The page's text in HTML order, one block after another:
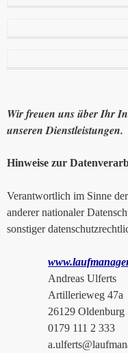
Wir freuen uns über Ihr
unseren Dienstleistungen.
Hinweise zur
Verantwortlich im Sinne
anderer nationaler
sonstiger
Andreas Ulferts
Artillerieweg 47a
26129 Oldenburg
0179 111 2 333